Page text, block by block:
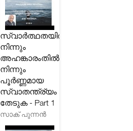
സ്വാർത്ഥതയിൽ
നിന്നും
അഹങ്കാരംതിൽ
നിന്നും
പൂർണ്ണമായ
സ്വാതന്ത്ര്യം
തേടുക - Part 1
സാക് പുന്നൻ